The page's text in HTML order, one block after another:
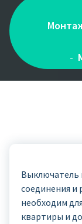
-
Выключатель
соединения и
необходим
квартиры и